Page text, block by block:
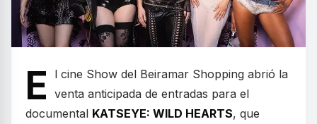
E
l cine Show del Beiramar Shopping abrió la
venta anticipada de entradas para el
documental KATSEYE: WILD HEARTS, que